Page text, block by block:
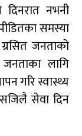
नभनी
समस्या
जनताको
लागि
गरि स्वास्थ्य
सेवा दिन